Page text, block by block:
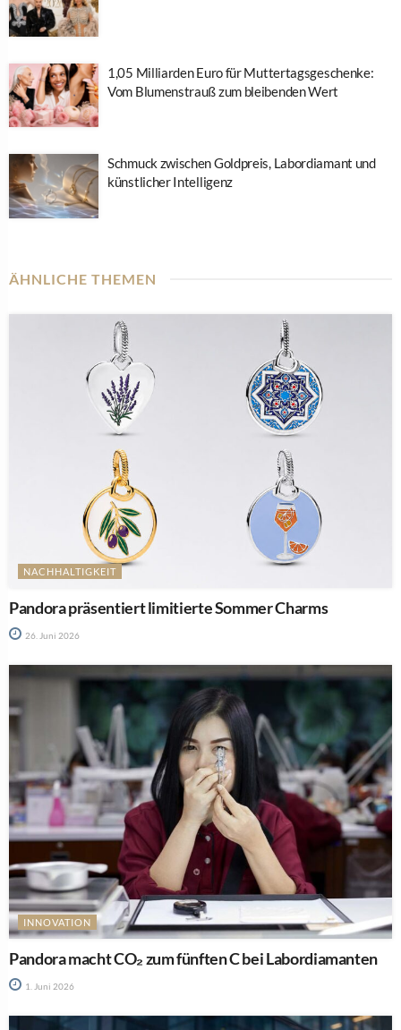
1,05 Milliarden Euro für Muttertagsgeschenke:
Vom Blumenstrauß zum bleibenden Wert
Schmuck zwischen Goldpreis, Labordiamant und
künstlicher Intelligenz
ÄHNLICHE THEMEN
NACHHALTIGKEIT
Pandora präsentiert limitierte Sommer Charms
26. Juni 2026
INNOVATION
Pandora macht CO₂ zum fünften C bei Labordiamanten
1. Juni 2026